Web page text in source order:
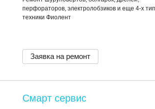
перфораторов, электролобзиков и еще 4-х
техники Фиолент
Заявка на ремонт
Смарт сервис